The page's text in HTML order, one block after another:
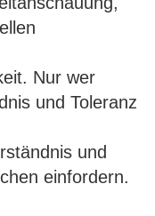
Nur wer
und Toleranz
und
einfordern.